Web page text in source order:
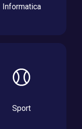
Informatica
Sport